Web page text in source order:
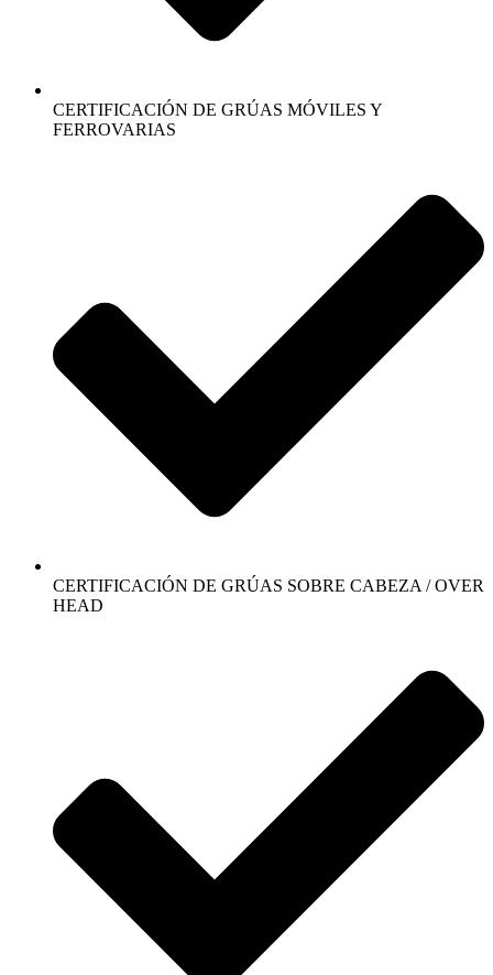
CERTIFICACIÓN DE GRÚAS MÓVILES Y
FERROVARIAS
CERTIFICACIÓN DE GRÚAS SOBRE CABEZA / OVER
HEAD